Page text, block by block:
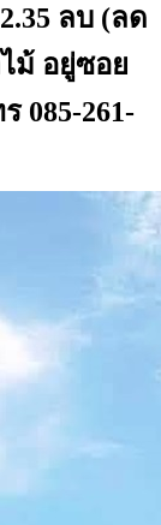
ลบ (ลด
ม้ อยู่ซอย
085-261-